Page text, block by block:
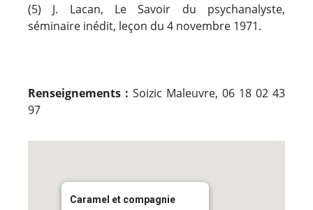
(5) J. Lacan, Le Savoir du psychanalyste,
séminaire inédit, leçon du 4 novembre 1971.
Renseignements : Soizic Maleuvre, 06 18 02 43
97
Caramel et compagnie